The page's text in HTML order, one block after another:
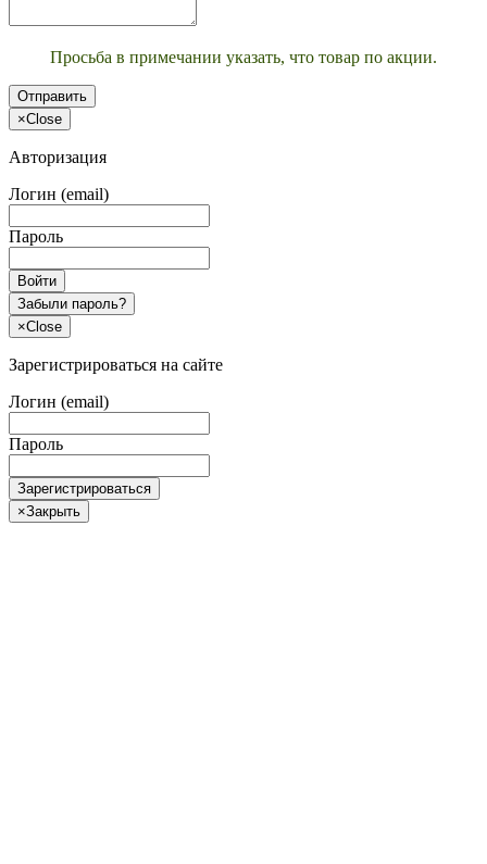
Просьба в примечании указать, что товар по акции.
Отправить
×Close
Авторизация
Логин (email)
Пароль
Войти
Забыли пароль?
×Close
Зарегистрироваться на сайте
Логин (email)
Пароль
Зарегистрироваться
×Закрыть